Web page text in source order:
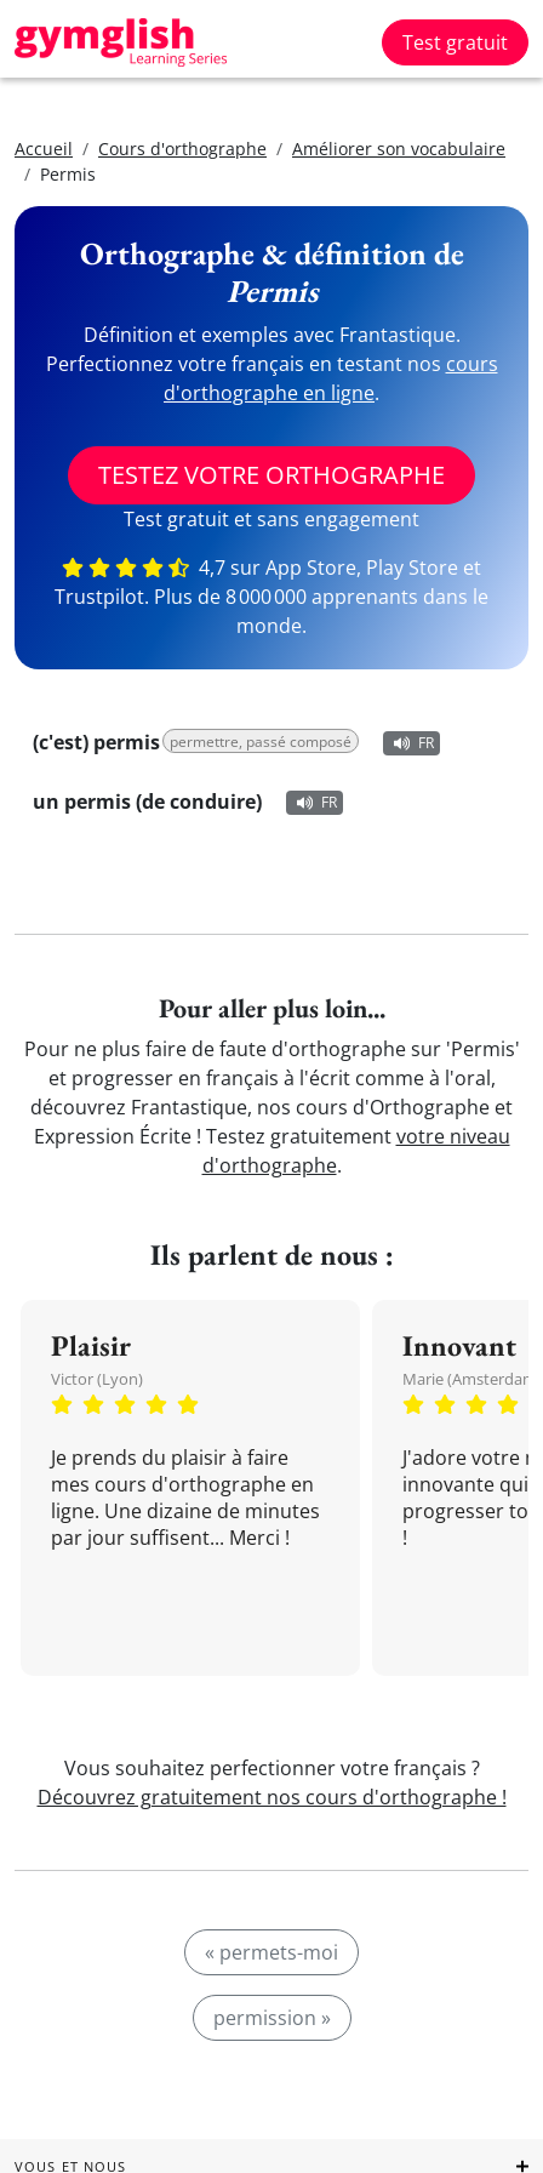
Test gratuit
Accueil Cours d'orthographe
Améliorer son vocabulaire
Permis
Orthographe & définition de
Permis
Définition et exemples avec Frantastique.
Perfectionnez votre français en testant nos cours
d'orthographe en ligne.
TESTEZ VOTRE ORTHOGRAPHE
Test gratuit et sans engagement
4,7 sur App Store, Play Store et
Trustpilot. Plus de 8 000 000 apprenants dans le
monde.
(c'est) permis permettre, passé composé FR
un permis (de conduire) FR
Pour aller plus loin...
Pour ne plus faire de faute d'orthographe sur 'Permis'
et progresser en français à l'écrit comme à l'oral,
découvrez Frantastique, nos cours d'Orthographe et
Expression Écrite ! Testez gratuitementvotre niveau
d'orthographe.
Ils parlent de nous :
Plaisir
Victor (Lyon)
Je prends du plaisir à faire
mes cours d'orthographe en
ligne. Une dizaine de minutes
par jour suffisent... Merci !
Innovant
Marie (Amsterdam)
J'adore votre
innovante qui
progresser
!
Vous souhaitez perfectionner votre français ?
Découvrez gratuitement nos cours d'orthographe !
« permets-moi
permission »
VOUS ET NOUS